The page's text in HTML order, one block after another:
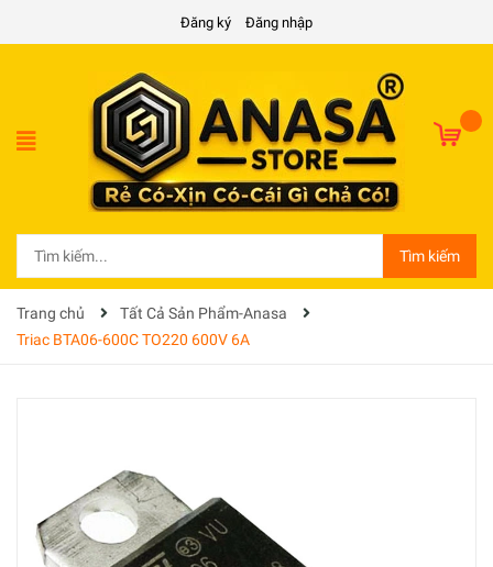
Đăng ký Đăng nhập
Tìm kiếm
Trang chủ
Tất Cả Sản Phẩm-Anasa
Triac BTA06-600C TO220 600V 6A